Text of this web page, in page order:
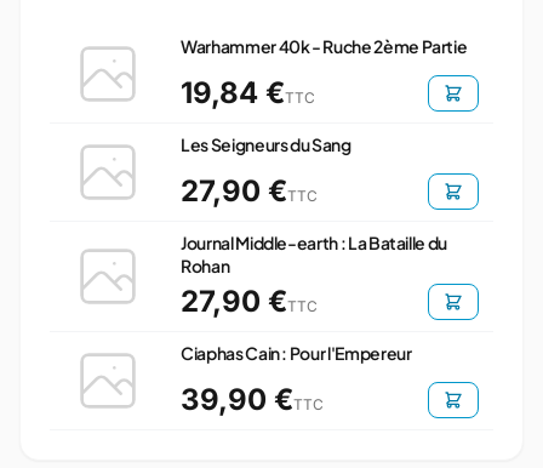
Warhammer 40k - Ruche 2ème Partie
19,84 €TTC
Les Seigneurs du Sang
27,90 €TTC
Journal Middle-earth : La Bataille du
Rohan
27,90 €TTC
Ciaphas Cain : Pour l'Empereur
39,90 €TTC